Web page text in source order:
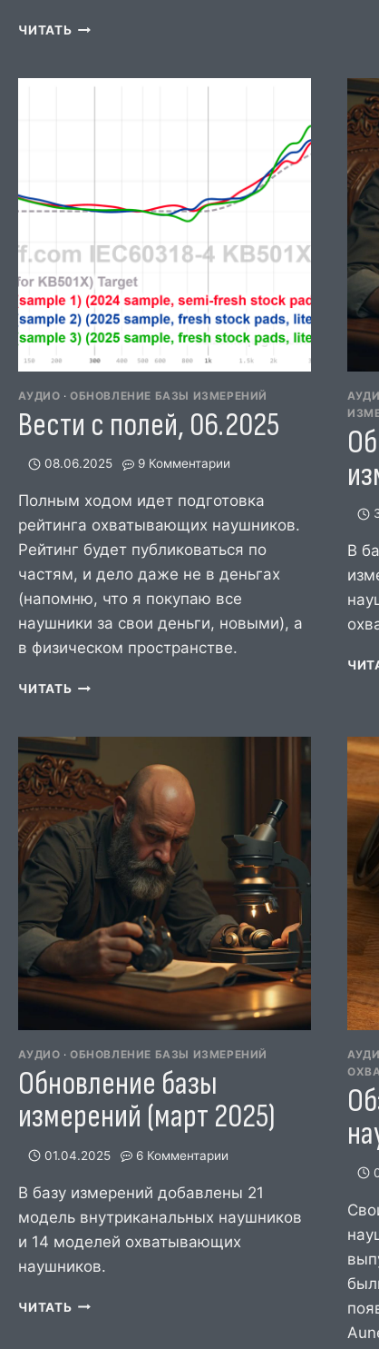
ЧИТАТЬ ОБНОВЛЕНИЕ
И
АУДИО ·ОБНОВЛЕНИЕ БАЗЫ ИЗМЕРЕНИЙ
Вести с полей, 06.2025
08.06.2025 9 Комментарии
Полным ходом идет подготовка
рейтинга охватывающих наушников.
Рейтинг будет публиковаться по
частям, и дело даже не в деньгах
(напомню, что я покупаю все
наушники за свои деньги, новыми), а
в физическом пространстве.
ЧИТАТЬ ВЕСТИ
06.2025
В
АУДИО ·ОБНОВЛЕНИЕ БАЗЫ ИЗМЕРЕНИЙ
Обновление базы
измерений (март 2025)
01.04.2025 6 Комментарии
В базу измерений добавлены 21
модель внутриканальных наушников
и 14 моделей охватывающих
наушников.
ЧИТАТЬ ОБНОВЛЕНИЕ